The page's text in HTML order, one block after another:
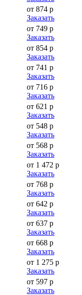
от 874 р
Заказать
от 749 р
Заказать
от 854 р
Заказать
от 741 р
Заказать
от 716 р
Заказать
от 621 р
Заказать
от 548 р
Заказать
от 568 р
Заказать
от 1 472 р
Заказать
от 768 р
Заказать
от 642 р
Заказать
от 637 р
Заказать
от 668 р
Заказать
от 1 275 р
Заказать
от 597 р
Заказать